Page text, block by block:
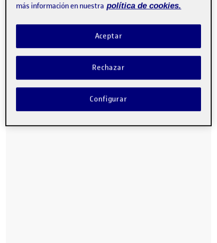
más información en nuestra política de cookies.
Rechazar
Aceptar
Configurar